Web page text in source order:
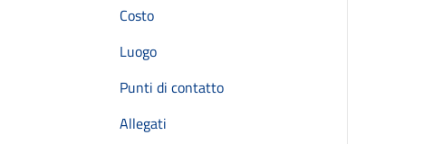
Costo
Luogo
Punti di contatto
Allegati